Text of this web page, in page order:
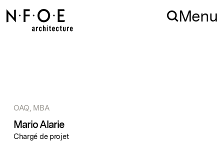
Aller à la navigation
Aller au contenu Menu
OAQ, MBA
Mario Alarie
Chargé de projet